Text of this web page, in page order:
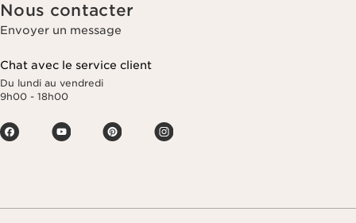
Nous contacter
Envoyer un message
Chat avec le service client
Du lundi au vendredi
9h00 - 18h00